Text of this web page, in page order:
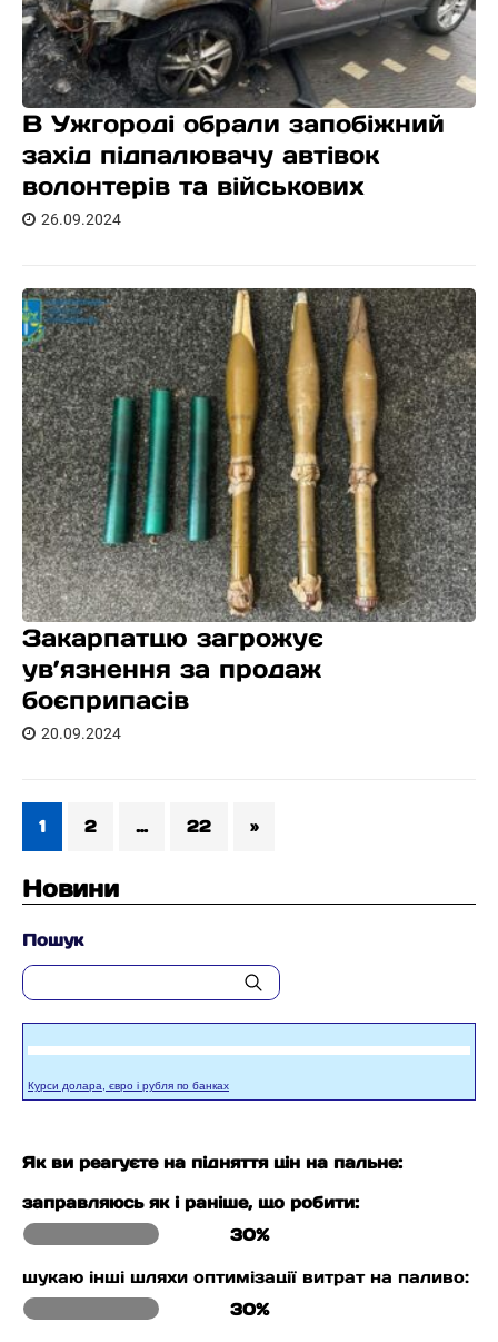
В Ужгороді обрали запобіжний
захід підпалювачу автівок
волонтерів та військових
26.09.2024
Закарпатцю загрожує
ув’язнення за продаж
боєприпасів
20.09.2024
1 2 … 22 »
Новини
Пошук
Курси долара, євро і рубля по банках
Як ви реагуєте на підняття цін на пальне:
заправляюсь як і раніше, що робити:
30%
шукаю інші шляхи оптимізації витрат на паливо:
30%